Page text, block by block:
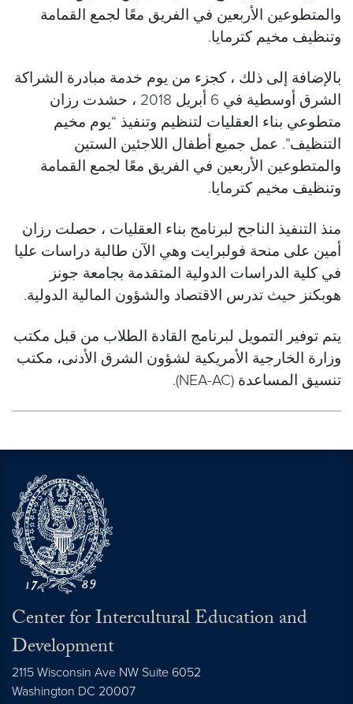
والمتطوعين الأربعين في الفريق معًا لجمع القمامة
وتنظيف مخيم كترمايا.
بالإضافة إلى ذلك ، كجزء من يوم خدمة مبادرة الشراكة
الشرق أوسطية في 6 أبريل 2018 ، حشدت رزان
متطوعي بناء العقليات لتنظيم وتنفيذ “يوم مخيم
التنظيف”. عمل جميع أطفال اللاجئين الستين
والمتطوعين الأربعين في الفريق معًا لجمع القمامة
وتنظيف مخيم كترمايا.
منذ التنفيذ الناجح لبرنامج بناء العقليات ، حصلت رزان
أمين على منحة فولبرايت وهي الآن طالبة دراسات عليا
في كلية الدراسات الدولية المتقدمة بجامعة جونز
هوبكنز حيث تدرس الاقتصاد والشؤون المالية الدولية.
يتم توفير التمويل لبرنامج القادة الطلاب من قبل مكتب
وزارة الخارجية الأمريكية لشؤون الشرق الأدنى، مكتب
تنسيق المساعدة (NEA-AC).
Center for Intercultural Education and
Development
2115 Wisconsin Ave NW Suite 6052
Washington DC 20007